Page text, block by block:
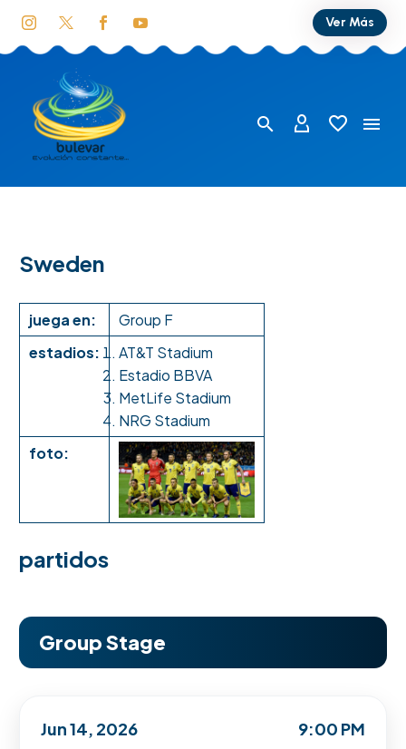
Ver Más
Sweden
juega en:
Group F
estadios:
AT&T Stadium
Estadio BBVA
MetLife Stadium
NRG Stadium
foto:
partidos
Group Stage
Jun 14, 2026 9:00 PM